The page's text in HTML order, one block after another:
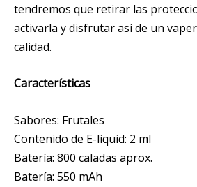
tendremos que retirar las
activarla y disfrutar así de un
calidad.
Características
Sabores: Frutales
Contenido de E-liquid: 2 ml
Batería: 800 caladas aprox.
Batería: 550 mAh